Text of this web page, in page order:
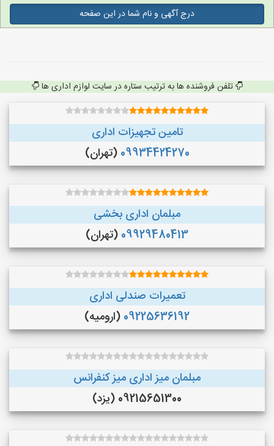
درج آگهی و نام شما در این صفحه
تلفن فروشنده ها به ترتیب ستاره در سایت لوازم اداری ها
تامین تجهیزات اداری
09934424270 (تهران)
مبلمان اداری بخشی
09929480413 (تهران)
تعمیرات صندلی اداری
09225636192 (ارومیه)
مبلمان میز اداری میز کنفرانس
09215651300 (یزد)